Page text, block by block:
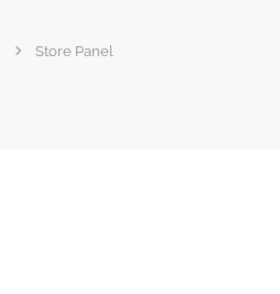
Store Panel